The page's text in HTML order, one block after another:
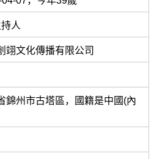
人
翊文化傳播有限公司
錦州市古塔區，國籍是中國(內